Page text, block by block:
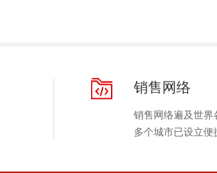
销售网络
销售网络遍及世界
多个城市已设立